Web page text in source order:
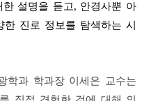
설명을 듣고, 안경사뿐 아
진로 정보를 탐색하는 시
학과 학과장 이세은 교수는